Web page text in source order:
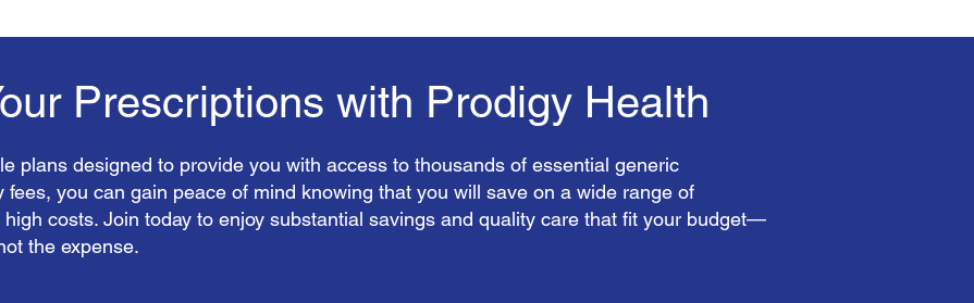
Prescriptions with Prodigy Health
plans designed to provide you with access to thousands of essential generic
fees, you can gain peace of mind knowing that you will save on a wide range of
costs. Join today to enjoy substantial savings and quality care that fit your budget—
the expense.